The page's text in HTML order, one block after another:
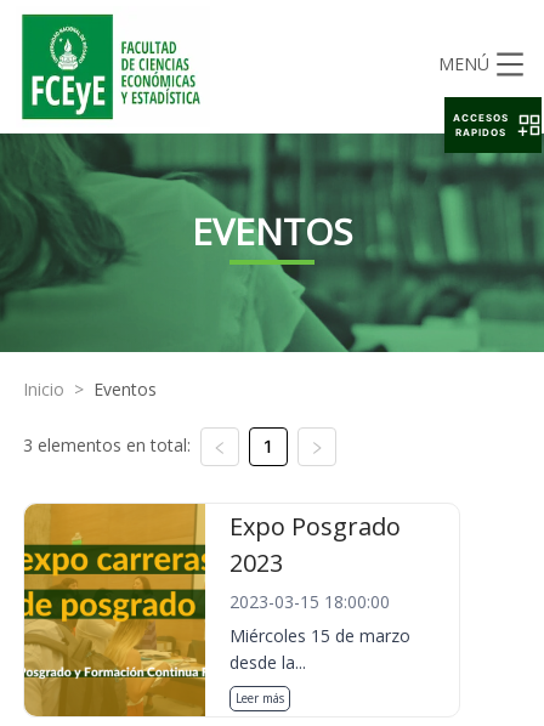
MENÚ
EVENTOS
Inicio > Eventos
3 elementos en total: 1
Expo Posgrado
2023
2023-03-15 18:00:00
Miércoles 15 de marzo
desde la...
Leer más
ACCESOS
RAPIDOS